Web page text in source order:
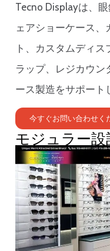
Tecno Displayは、
ェアショーケース
ト、カスタムディ
ラップ、レジカウン
ース製造をサポート
今すぐお問い合わせく
モジュラー